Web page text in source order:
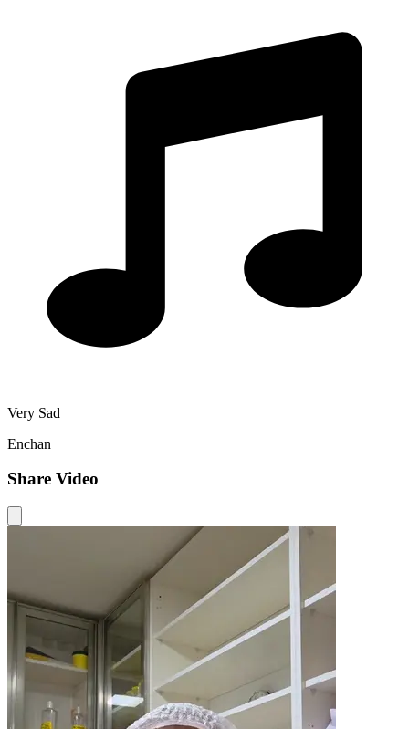
Very Sad
Enchan
Share Video